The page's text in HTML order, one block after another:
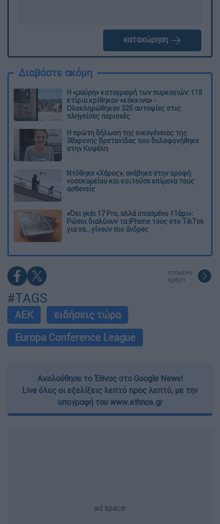
καταχώρηση
Διαβάστε ακόμη
Η «μαύρη» καταγραφή των πυρκαγιών: 118
κτίρια κρίθηκαν «κόκκινα» -
Ολοκληρώθηκαν 325 αυτοψίες στις
πληγείσες περιοχές
Η πρώτη δήλωση της οικογένειας της
38χρονης Βρετανίδας που δολοφονήθηκε
στην Κυψέλη
Ντύθηκε «Χάρος», ανέβηκε στην οροφή
νοσοκομείου και κοιτούσε επίμονα τους
ασθενείς
«Όχι γκέι 17 Pro, αλλά σπασμένο 11άρι»:
Ρώσοι διαλύουν τα iPhone τους στο TikTok
για να... γίνουν πιο άνδρες
επόμενο
άρθρο
#TAGS
ΑΕΚ
ειδήσεις τώρα
Europa Conference League
Ακολούθησε το Έθνος στο Google News!
Live όλες οι εξελίξεις λεπτό προς λεπτό, με την
υπογραφή του www.ethnos.gr